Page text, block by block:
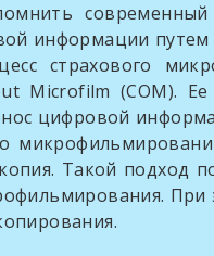
информации
Microfilm (COM).
цифровой
Такой подход